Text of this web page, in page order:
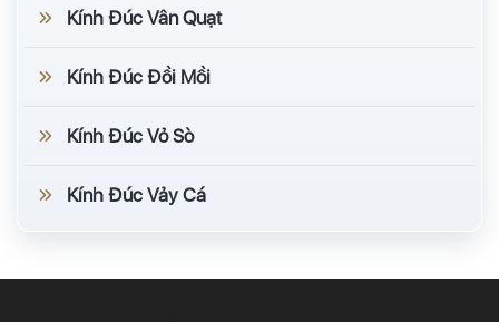
Kính Đúc Vân Quạt
Kính Đúc Đồi Mồi
Kính Đúc Vỏ Sò
Kính Đúc Vảy Cá